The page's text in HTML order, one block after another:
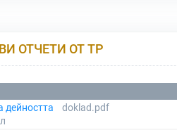
ОТЧЕТИ ОТ ТР
дейността
doklad.pdf